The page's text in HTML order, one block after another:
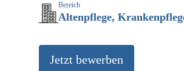
Bereich
Altenpflege,
Jetzt bewerben